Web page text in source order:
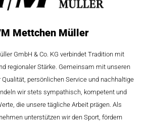
Mettchen Müller
GmbH & Co. KG verbindet Tradition mit
regionaler Stärke. Gemeinsam mit unseren
persönlichen Service und nachhaltige
wir stets sympathisch, kompetent und
die unsere tägliche Arbeit prägen. Als
unterstützen wir den Sport, fördern